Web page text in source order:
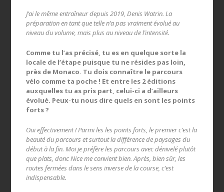
J’ai le même entraîneur depuis 2019, Denis Watrin. La
préparation en tant que telle n’a pas vraiment évolué au
niveau du volume, mais plus au niveau de l’intensité.
Comme tu l’as précisé, tu es en quelque sorte la
locale de l’étape puisque tu ne résides pas loin,
près de Monaco. Tu dois connaître le parcours
vélo comme ta poche ! Et entre les 2 éditions
auxquelles tu as pris part, celui-ci a d’ailleurs
évolué. Peux-tu nous dire quels en sont les points
forts ?
Oui effectivement ! Parmi les les points forts, le premier c’est la
beauté du parcours et surtout la différence de paysages du
début à la fin. Moi je préfère les parcours avec dénivelé plutôt
que plats, donc Nice me convient bien. Après, bien sûr, les
routes fermées dans le sens inverse de la course, c’est
indispensable.